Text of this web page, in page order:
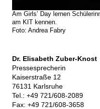
Am Girls’ Day lernen
am KIT kennen.
Foto: Andrea Fabry
Dr. Elisabeth Zuber-Knost
Pressesprecherin
Kaiserstraße 12
76131 Karlsruhe
Tel.: +49 721/608-2089
Fax: +49 721/608-3658